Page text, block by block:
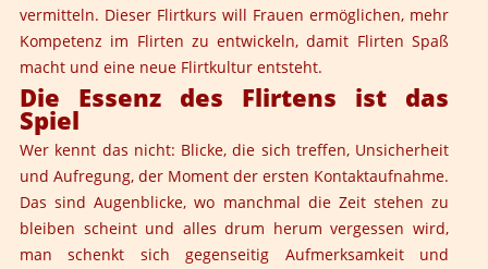
vermitteln. Dieser Flirtkurs will Frauen ermöglichen, mehr
Kompetenz im Flirten zu entwickeln, damit Flirten Spaß
macht und eine neue Flirtkultur entsteht.
Die Essenz des Flirtens ist das
Spiel
Wer kennt das nicht: Blicke, die sich treffen, Unsicherheit
und Aufregung, der Moment der ersten Kontaktaufnahme.
Das sind Augenblicke, wo manchmal die Zeit stehen zu
bleiben scheint und alles drum herum vergessen wird,
man schenkt sich gegenseitig Aufmerksamkeit und